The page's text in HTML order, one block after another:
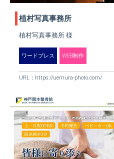
植村写真事務所
植村写真事務所 様
ワードプレス WEB制作
URL： https://uemura-photo.com/